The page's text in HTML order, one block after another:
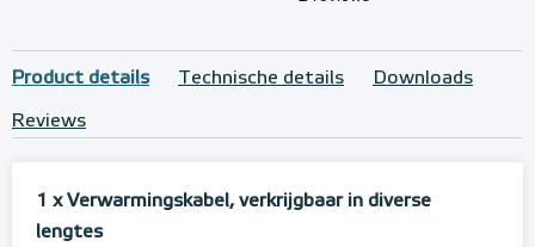
Product details Technische details Downloads
Reviews
1 x Verwarmingskabel, verkrijgbaar in diverse
lengtes